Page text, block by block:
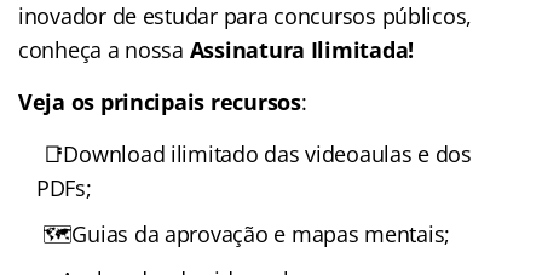
inovador de estudar para concursos públicos,
conheça a nossa Assinatura Ilimitada!
Veja os principais recursos:
📑Download ilimitado das videoaulas e dos
PDFs;
🗺️Guias da aprovação e mapas mentais;